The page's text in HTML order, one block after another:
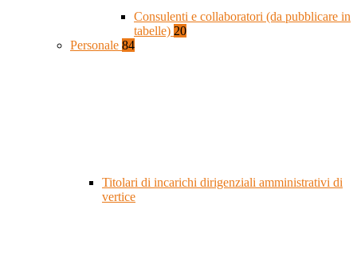
Consulenti e collaboratori (da pubblicare in
tabelle) 20
Personale 84
Titolari di incarichi dirigenziali amministrativi di
vertice